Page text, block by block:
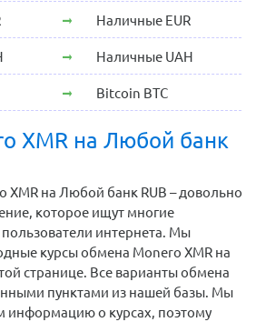
Наличные EUR
Наличные UAH
Bitcoin BTC
XMR на Любой банк
XMR на Любой банк RUB – довольно
которое ищут многие
интернета. Мы
курсы обмена Monero XMR на
странице. Все варианты обмена
пунктами из нашей базы. Мы
информацию о курсах, поэтому